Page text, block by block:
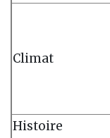
Climat
Histoire